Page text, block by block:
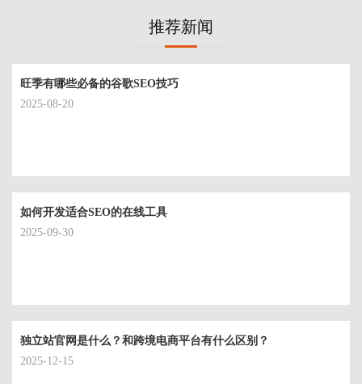
推荐新闻
旺季有哪些必备的谷歌SEO技巧
2025-08-20
如何开发适合SEO的在线工具
2025-09-30
独立站官网是什么？和跨境电商平台有什么区别？
2025-12-15